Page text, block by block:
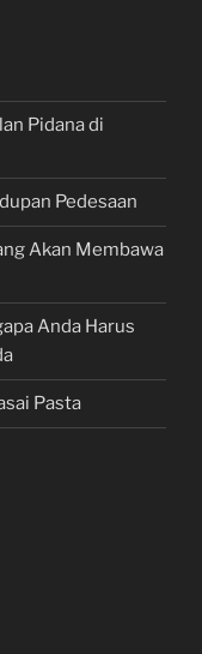
Pidana di
Pedesaan
Akan Membawa
Anda Harus
Pasta